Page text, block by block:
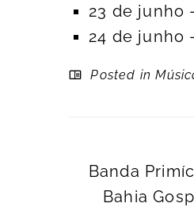
23 de junho
24 de junho
Posted in
Banda
Bahia